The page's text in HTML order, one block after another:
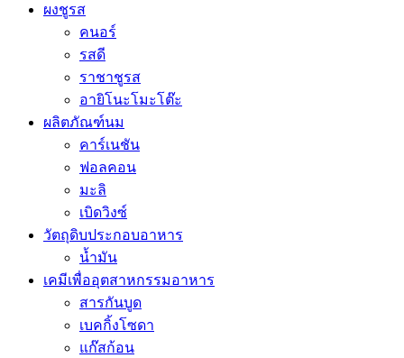
ผงชูรส
คนอร์
รสดี
ราชาชูรส
อายิโนะโมะโต๊ะ
ผลิตภัณฑ์นม
คาร์เนชัน
ฟอลคอน
มะลิ
เบิดวิงซ์
วัตถุดิบประกอบอาหาร
น้ำมัน
เคมีเพื่ออุตสาหกรรมอาหาร
สารกันบูด
เบคกิ้งโซดา
แก๊สก้อน